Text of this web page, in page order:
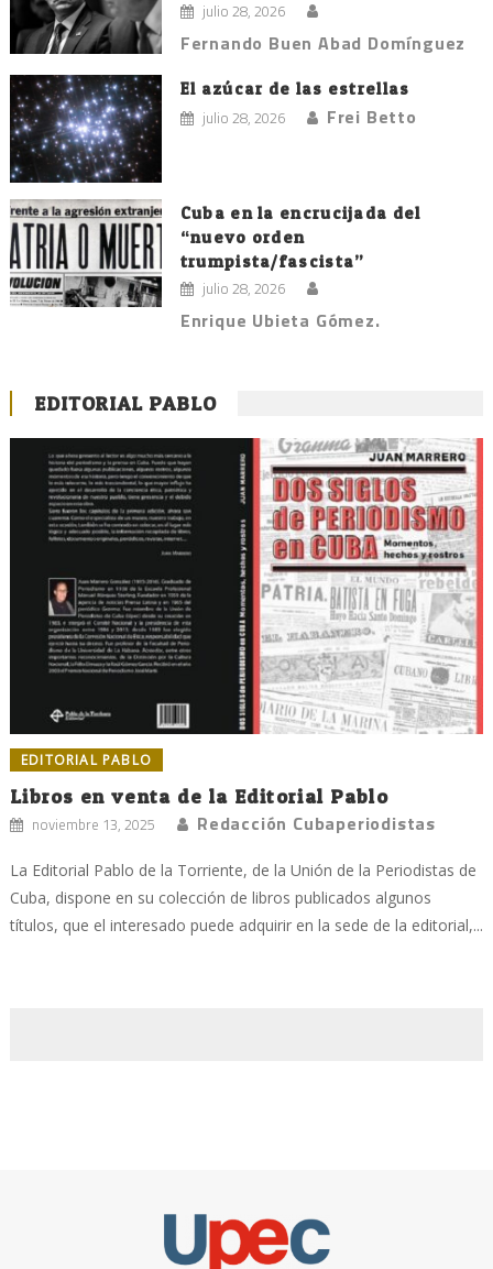
julio 28, 2026
Fernando Buen Abad Domínguez
El azúcar de las estrellas
julio 28, 2026 Frei Betto
Cuba en la encrucijada del
“nuevo orden
trumpista/fascista”
julio 28, 2026
Enrique Ubieta Gómez.
EDITORIAL PABLO
EDITORIAL PABLO
Libros en venta de la Editorial Pablo
noviembre 13, 2025 Redacción Cubaperiodistas
La Editorial Pablo de la Torriente, de la Unión de la Periodistas de
Cuba, dispone en su colección de libros publicados algunos
títulos, que el interesado puede adquirir en la sede de la editorial,...